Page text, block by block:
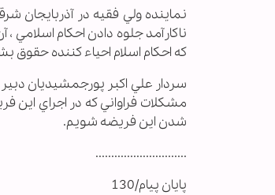
نماينده ولي فقيه در
ناكارآمد جلوه دادن احكام
كه احكام اسلام احياء كننده حقوق
سردار علي اكبر پورجمشيديان
مشكلات فراواني كه در اجراي اين
شدن اين فريضه شويم.
.............................
پایان پیام/130